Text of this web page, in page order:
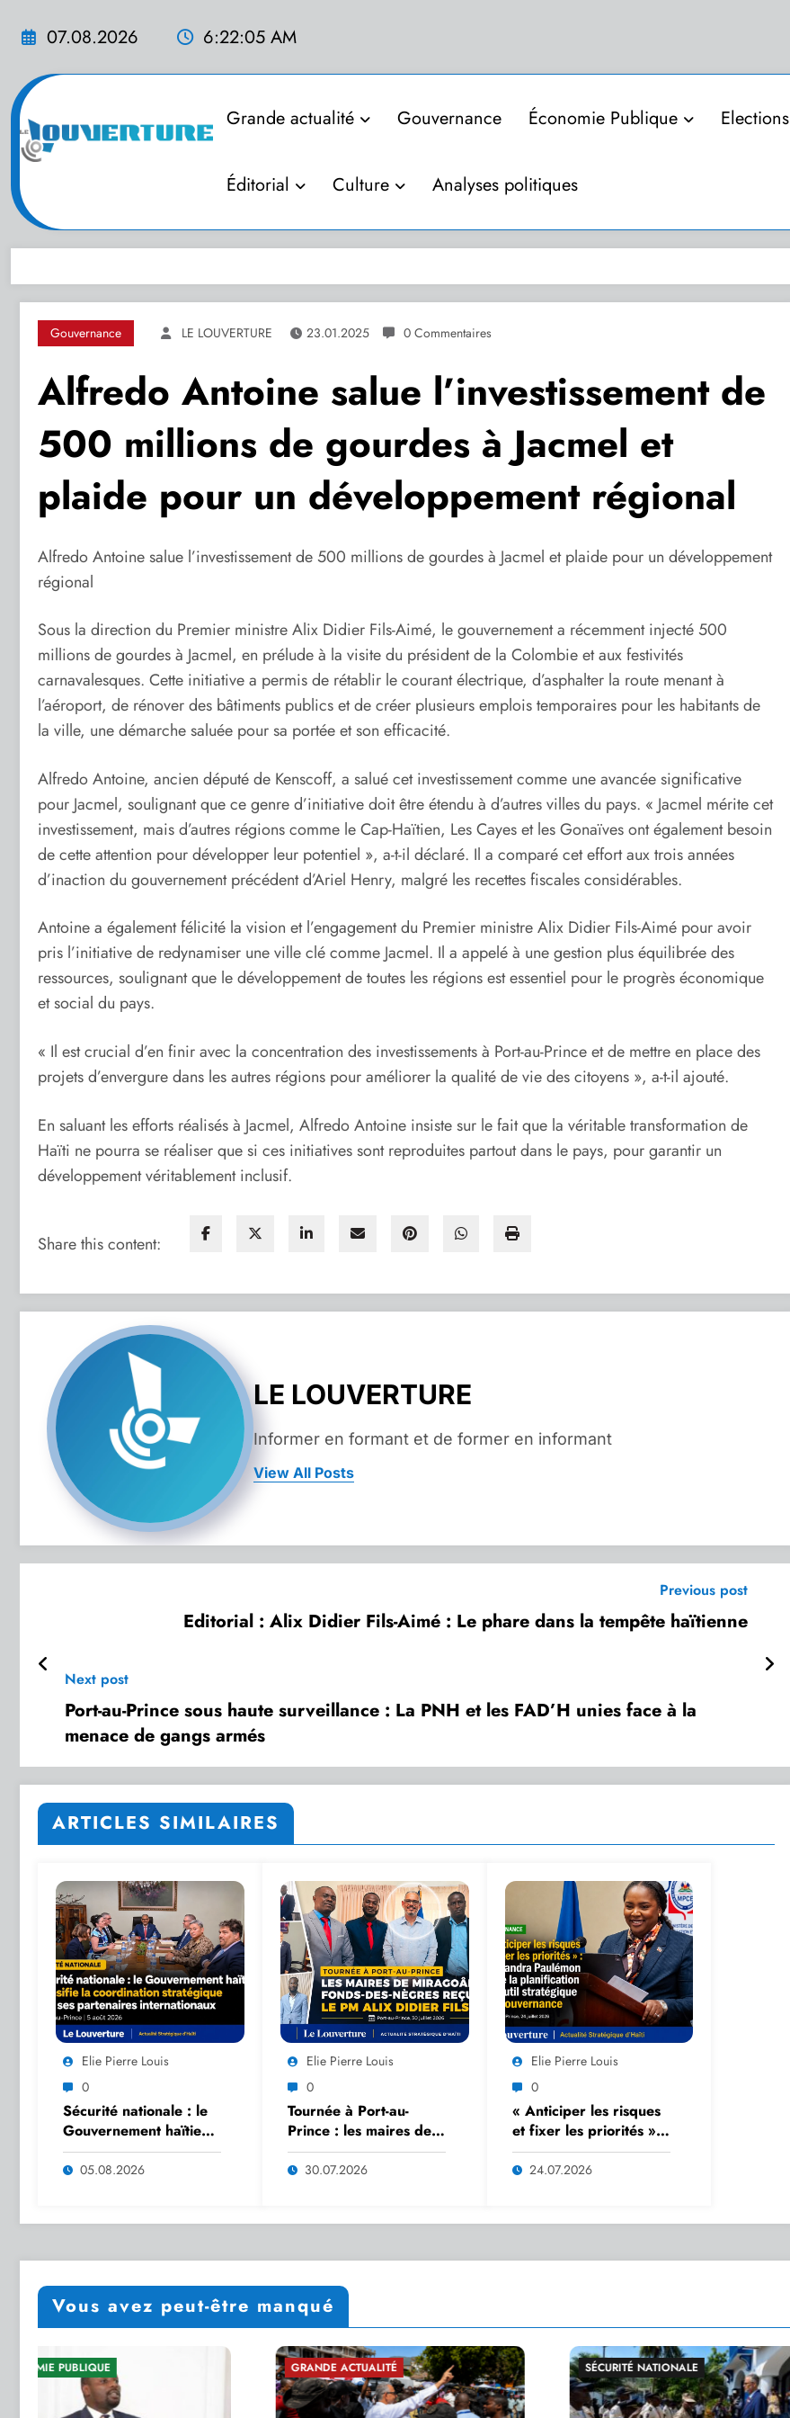
07.08.2026 6:22:06 AM
Grande actualité Gouvernance Économie Publique Elections
Éditorial Culture Analyses politiques
Gouvernance LE LOUVERTURE 23.01.2025 0 Commentaires
Alfredo Antoine salue l’investissement de
500 millions de gourdes à Jacmel et
plaide pour un développement régional
Alfredo Antoine salue l’investissement de 500 millions de gourdes à Jacmel et plaide pour un développement
régional
Sous la direction du Premier ministre Alix Didier Fils-Aimé, le gouvernement a récemment injecté 500
millions de gourdes à Jacmel, en prélude à la visite du président de la Colombie et aux festivités
carnavalesques. Cette initiative a permis de rétablir le courant électrique, d’asphalter la route menant à
l’aéroport, de rénover des bâtiments publics et de créer plusieurs emplois temporaires pour les habitants de
la ville, une démarche saluée pour sa portée et son efficacité.
Alfredo Antoine, ancien député de Kenscoff, a salué cet investissement comme une avancée significative
pour Jacmel, soulignant que ce genre d’initiative doit être étendu à d’autres villes du pays. « Jacmel mérite cet
investissement, mais d’autres régions comme le Cap-Haïtien, Les Cayes et les Gonaïves ont également besoin
de cette attention pour développer leur potentiel », a-t-il déclaré. Il a comparé cet effort aux trois années
d’inaction du gouvernement précédent d’Ariel Henry, malgré les recettes fiscales considérables.
Antoine a également félicité la vision et l’engagement du Premier ministre Alix Didier Fils-Aimé pour avoir
pris l’initiative de redynamiser une ville clé comme Jacmel. Il a appelé à une gestion plus équilibrée des
ressources, soulignant que le développement de toutes les régions est essentiel pour le progrès économique
et social du pays.
« Il est crucial d’en finir avec la concentration des investissements à Port-au-Prince et de mettre en place des
projets d’envergure dans les autres régions pour améliorer la qualité de vie des citoyens », a-t-il ajouté.
En saluant les efforts réalisés à Jacmel, Alfredo Antoine insiste sur le fait que la véritable transformation de
Haïti ne pourra se réaliser que si ces initiatives sont reproduites partout dans le pays, pour garantir un
développement véritablement inclusif.
Share this content:
LE LOUVERTURE
Informer en formant et de former en informant
View All Posts
Previous post
Editorial : Alix Didier Fils-Aimé : Le phare dans la tempête haïtienne
Next post
Port-au-Prince sous haute surveillance : La PNH et les FAD’H unies face à la
menace de gangs armés
ARTICLES SIMILAIRES
Elie Pierre Louis
0
Sécurité nationale : le
Gouvernement haïtien
intensifie la
coordination
internationaux
05.08.2026
Elie Pierre Louis
0
Tournée à Port-au-
Prince : les maires de
Miragoâne et Fonds-
des-Nègres reçus par
30.07.2026
Elie Pierre Louis
0
« Anticiper les risques
et fixer les priorités » :
Dr Sandra Paulémon
érige la planification en
24.07.2026
Vous avez peut-être manqué
GRANDE ACTUALITÉ SÉCURITÉ NATIONALE GRANDE ACTUALITÉ